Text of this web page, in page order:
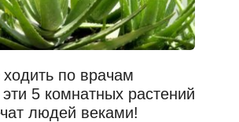
по врачам
5 комнатных растений
людей веками!